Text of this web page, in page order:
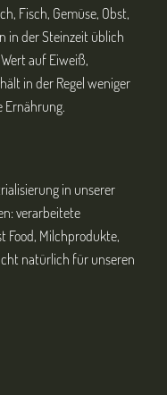
Fisch, Gemüse, Obst,
in der Steinzeit üblich
auf Eiweiß,
in der Regel weniger
Ernährung.
in unserer
verarbeitete
Food, Milchprodukte,
natürlich für unseren